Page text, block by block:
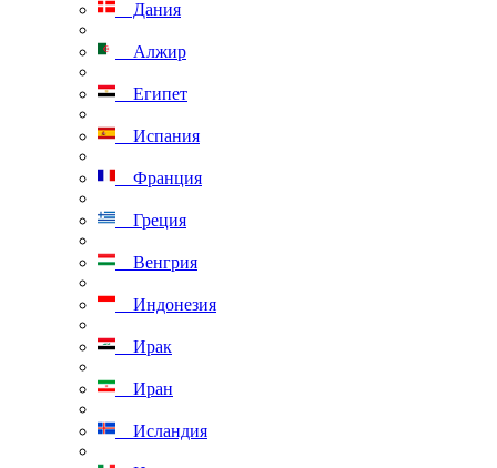
Дания
Алжир
Египет
Испания
Франция
Греция
Венгрия
Индонезия
Ирак
Иран
Исландия